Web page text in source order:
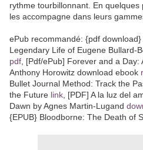
rythme tourbillonnant. En
les accompagne dans leurs
ePub recommandé: {pdf
Legendary Life of Eugene Bullard-
pdf , [Pdf/ePub] Forever and a
Anthony Horowitz download ebook
Bullet Journal Method: Track the
the Future link , [PDF] A la luz del
Dawn by Agnes Martin-Lugand
{EPUB} Bloodborne: The Death of